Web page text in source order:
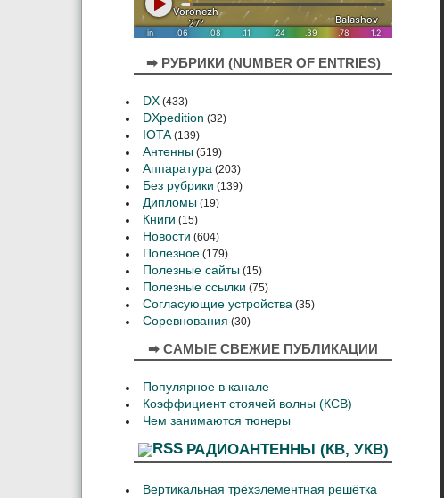
➡ РУБРИКИ (NUMBER OF ENTRIES)
DX (433)
DXpedition (32)
IOTA (139)
Антенны (519)
Аппаратура (203)
Без рубрики (139)
Дипломы (19)
Книги (15)
Новости (604)
Полезное (179)
Полезные сайты (15)
Полезные ссылки (75)
Согласующие устройства (35)
Соревнования (30)
➡ САМЫЕ СВЕЖИЕ ПУБЛИКАЦИИ
Популярное в канале
Коэффициент стоячей волны (КСВ)
Чем занимаются тюнеры
РАДИОАНТЕННЫ (КВ, УКВ)
Вертикальная трёхэлементная решётка